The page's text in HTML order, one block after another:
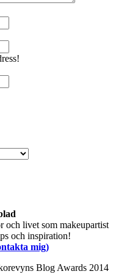
och livet som makeupartist
och inspiration!
mig)
Blog Awards 2014